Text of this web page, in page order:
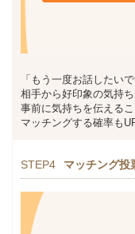
「もう一度お話したい
相手から好印象の気持
事前に気持ちを伝える
マッチングする確率も
STEP4 マッチング投